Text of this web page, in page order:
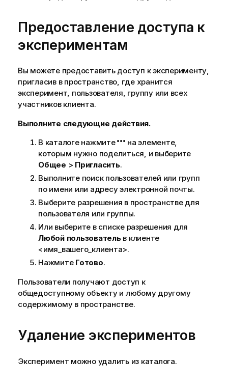
Предоставление доступа к
экспериментам
Вы можете предоставить доступ к эксперименту,
пригласив в пространство, где хранится
эксперимент, пользователя, группу или всех
участников клиента.
Выполните следующие действия.
В каталоге нажмите
на элементе,
которым нужно поделиться, и выберите
Общее > Пригласить.
Выполните поиск пользователей или групп
по имени или адресу электронной почты.
Выберите разрешения в пространстве для
пользователя или группы.
Или выберите в списке разрешения для
Любой пользовательв клиенте
<имя_вашего_клиента>.
Нажмите Готово.
Пользователи получают доступ к
общедоступному объекту и любому другому
содержимому в пространстве.
Удаление экспериментов
Эксперимент можно удалить из каталога.